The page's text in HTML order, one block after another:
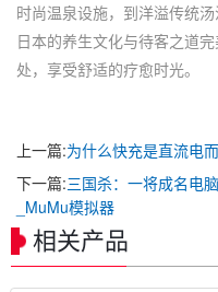
时尚温泉设施，到洋溢传统
日本的养生文化与待客之道
处，享受舒适的疗愈时光。
上一篇:为什么快充是直流电
下一篇:三国杀：一将成名电
_MuMu模拟器
相关产品